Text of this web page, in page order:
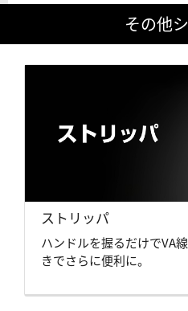
その他
ストリッパ
ハンドルを握るだけでVA
きでさらに便利に。